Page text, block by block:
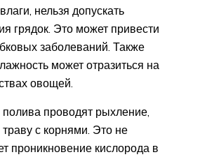
нельзя допускать
грядок. Это может привести
заболеваний. Также
может отразиться на
овощей.
проводят рыхление,
с корнями. Это не
проникновение кислорода в